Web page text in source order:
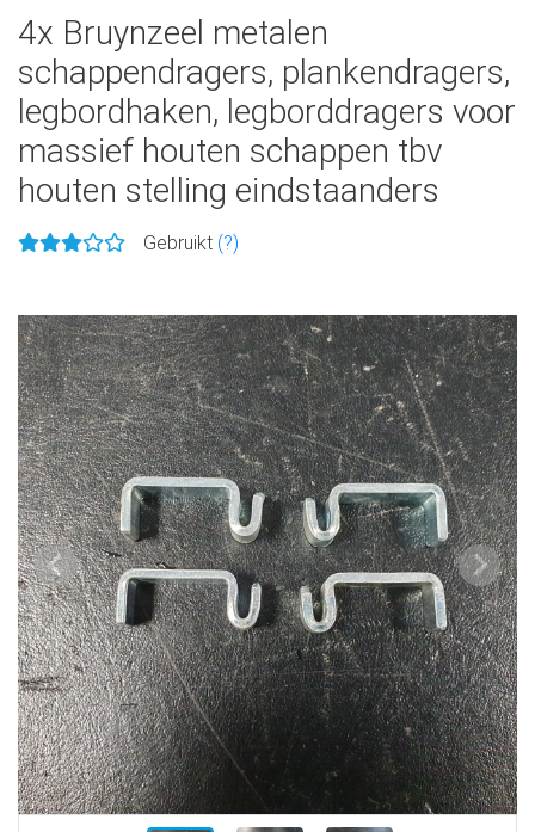
4x Bruynzeel metalen
schappendragers, plankendragers,
legbordhaken, legborddragers voor
massief houten schappen tbv
houten stelling eindstaanders
Gebruikt (?)
Vorige